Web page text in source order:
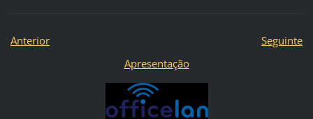
Anterior
Seguinte
Apresentação